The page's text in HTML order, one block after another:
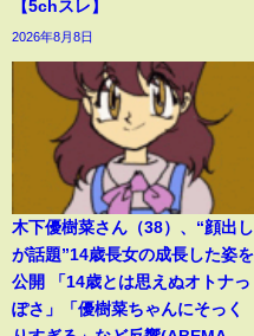
【5chスレ】
2026年8月8日
木下優樹菜さん（38）、“顔出し
が話題”14歳長女の成長した姿を
公開 「14歳とは思えぬオトナっ
ぽさ」「優樹菜ちゃんにそっく